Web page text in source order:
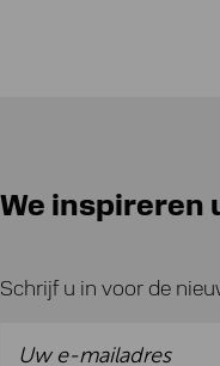
We inspireren
Schrijf u in voor de